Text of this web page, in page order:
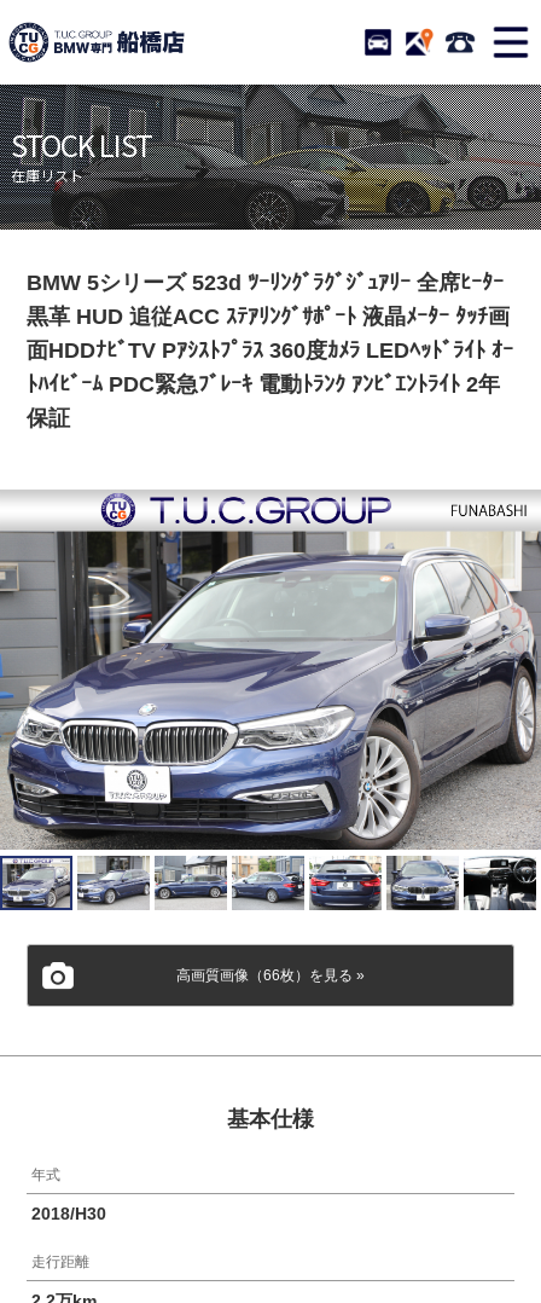
TUCグループ BMW専門
STOCK ACCESS 047-
ニュース
在庫リスト
目玉車両一覧
店舗紹介
保証＆サービス
アクセスマップ
特別作業について
オーダーサービス
買取無料査定
自動車保険
TUCとは？
リクルート
会社概要
STOCK LIST
在庫リスト
BMW 5シリーズ 523d ﾂｰﾘﾝｸﾞﾗｸﾞｼﾞｭｱﾘｰ 全席ﾋｰﾀｰ
黒革 HUD 追従ACC ｽﾃｱﾘﾝｸﾞｻﾎﾟｰﾄ 液晶ﾒｰﾀｰ ﾀｯﾁ画
面HDDﾅﾋﾞTV Pｱｼｽﾄﾌﾟﾗｽ 360度ｶﾒﾗ LEDﾍｯﾄﾞﾗｲﾄ ｵｰ
ﾄﾊｲﾋﾞｰﾑ PDC緊急ﾌﾞﾚｰｷ 電動ﾄﾗﾝｸ ｱﾝﾋﾞｴﾝﾄﾗｲﾄ 2年
保証
高画質画像（66枚）を見る »
基本仕様
年式
2018/H30
走行距離